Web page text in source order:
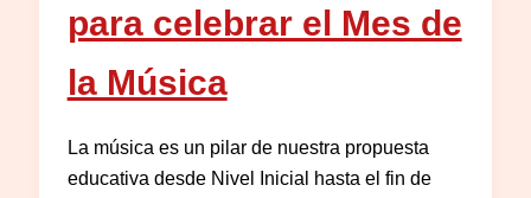
para celebrar el Mes de
la Música
La música es un pilar de nuestra propuesta
educativa desde Nivel Inicial hasta el fin de